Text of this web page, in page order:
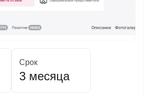
Срок
3 месяца